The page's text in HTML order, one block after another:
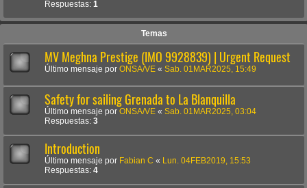
Respuestas: 1
Temas
MV Meghna Prestige (IMO 9928839) | Urgent Request
Último mensaje por ONSA/VE « Sab. 01MAR2025, 15:49
Safety for sailing Grenada to La Blanquilla
Último mensaje por ONSA/VE « Sab. 01MAR2025, 03:04
Respuestas: 3
Introduction
Último mensaje por Fabian C «
Lun. 04FEB2019, 15:53
Respuestas: 4